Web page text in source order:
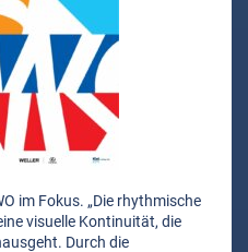
im Fokus. „Die rhythmische
visuelle Kontinuität, die
Durch die